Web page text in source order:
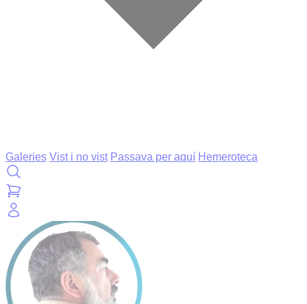
Galeries Vist i no vist Passava per aquí Hemeroteca